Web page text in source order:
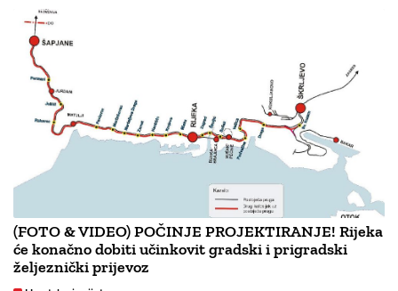
(FOTO & VIDEO) POČINJE PROJEKTIRANJE! Rijeka
će konačno dobiti učinkovit gradski i prigradski
željeznički prijevoz